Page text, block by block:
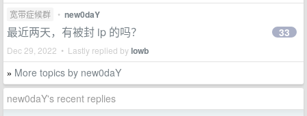
宽带症候群
• new0daY
最近两天，有被封 ip 的吗？
Dec 29, 2022 • Lastly replied bylowb
33
» More topics by new0daY
new0daY's recent replies